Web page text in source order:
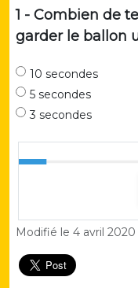
1 - Combien de
garder le ballon
10 secondes
5 secondes
3 secondes
Modifié le 4 avril 2020